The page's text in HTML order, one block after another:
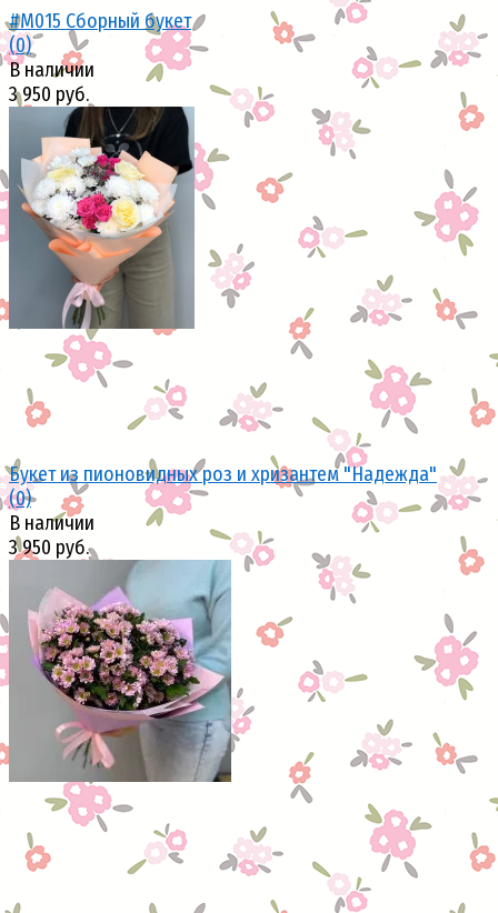
избранное сравнить
#М015 Сборный букет
(0)
В наличии
3 950 руб.
избранное сравнить
Букет из пионовидных роз и хризантем "Надежда"
(0)
В наличии
3 950 руб.